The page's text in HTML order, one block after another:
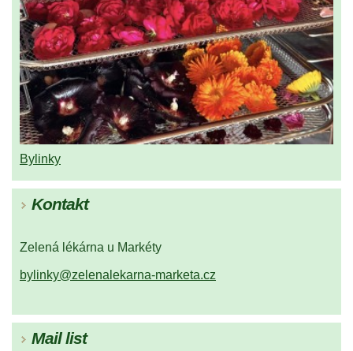
Bylinky
Kontakt
Zelená lékárna u Markéty
bylinky@zelenalekarna-marketa.cz
Mail list